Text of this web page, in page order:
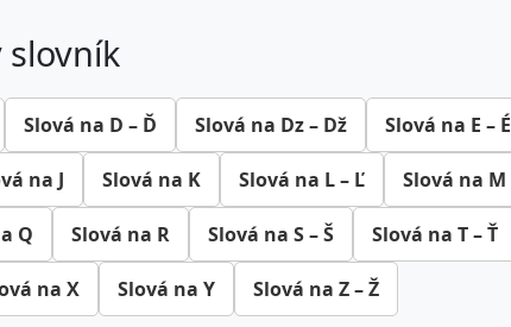
slovník
Slová na D – Ď Slová na Dz – Dž Slová na E – É
na J Slová na K Slová na L – Ľ Slová na M
Q Slová na R Slová na S – Š Slová na T – Ť
na X Slová na Y Slová na Z – Ž